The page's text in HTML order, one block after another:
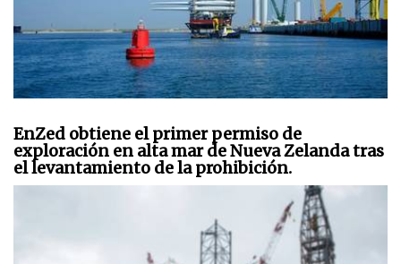
EnZed obtiene el primer permiso de
exploración en alta mar de Nueva Zelanda tras
el levantamiento de la prohibición.